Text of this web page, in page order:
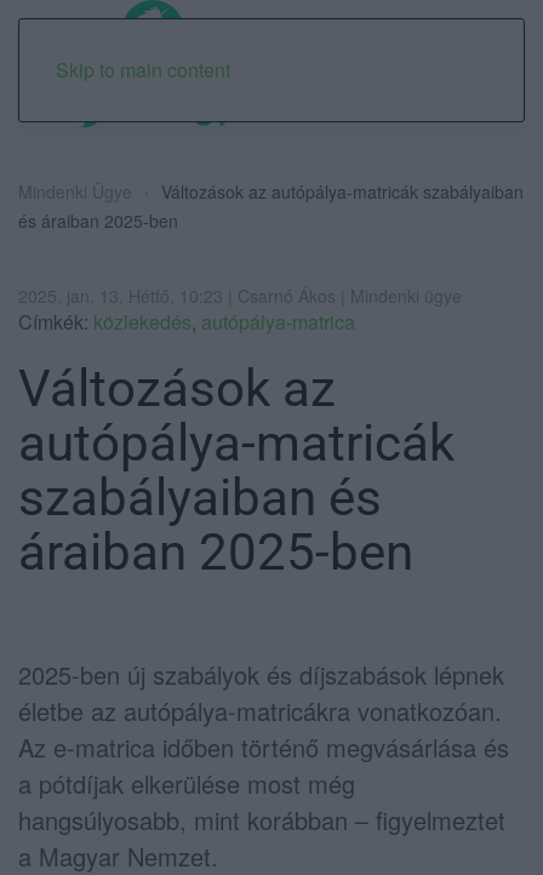
Skip to main content
Mindenki Ügye
Változások az autópálya-matricák szabályaiban
és áraiban 2025-ben
2025. jan. 13. Hétfő, 10:23 | Csarnó Ákos | Mindenki ügye
Címkék: közlekedés, autópálya-matrica
Változások az
autópálya-matricák
szabályaiban és
áraiban 2025-ben
2025-ben új szabályok és díjszabások lépnek
életbe az autópálya-matricákra vonatkozóan.
Az e-matrica időben történő megvásárlása és
a pótdíjak elkerülése most még
hangsúlyosabb, mint korábban – figyelmeztet
a Magyar Nemzet.